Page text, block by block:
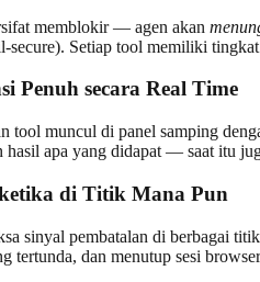
memblokir — agen akan
secure). Setiap tool memiliki
Penuh secara Real Time
tool muncul di panel samping
apa yang didapat — saat itu
di Titik Mana Pun
sinyal pembatalan di berbagai
tertunda, dan menutup sesi